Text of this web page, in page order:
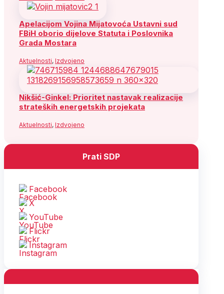
Apelacijom Vojina Mijatovoća Ustavni sud
FBiH oborio dijelove Statuta i Poslovnika
Grada Mostara
Aktuelnosti, Izdvojeno
Nikšić-Ginkel: Prioritet nastavak realizacije
strateških energetskih projekata
Aktuelnosti, Izdvojeno
Prati SDP
Facebook
X
YouTube
Flickr
Instagram